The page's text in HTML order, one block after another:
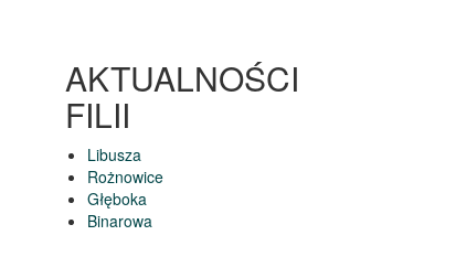
AKTUALNOŚCI
FILII
Libusza
Rożnowice
Głęboka
Binarowa